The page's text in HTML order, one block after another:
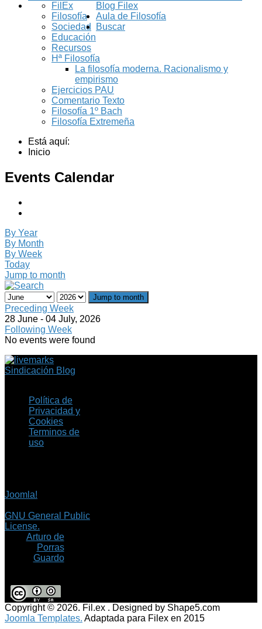
Blog Filex
FilEx
Filosofía
Sociedad
Educación
Recursos
Aula de Filosofía
Hª Filosofía
La filosofía moderna. Racionalismo y
empirismo
Ejercicios PAU
Comentario Texto
Filosofía 1º Bach
Filosofía Extremeña
Buscar
Está aquí:
Inicio
Events Calendar
By Year
By Month
By Week
Today
Jump to month
Jump to month
Preceding Week
28 June - 04 July, 2026
Following Week
No events were found
Sindicación Blog
Política de
Privacidad y
Cookies
Terminos de
uso
Joomla!
GNU General Public
License.
Arturo de
Porras
Guardo
Copyright © 2026. Fil.ex . Designed by Shape5.com
Joomla Templates. Adaptada para Filex en 2015